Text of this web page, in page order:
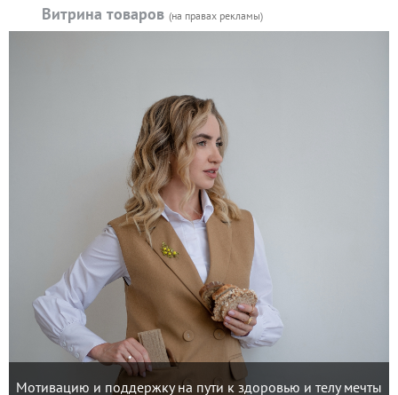
Витрина товаров (на правах рекламы)
Мотивацию и поддержку на пути к здоровью и телу мечты